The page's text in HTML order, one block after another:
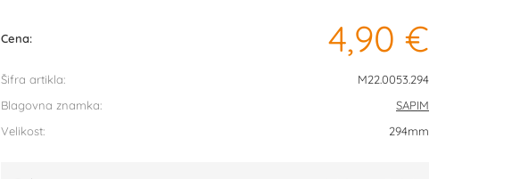
Cena: 4,90 €
Šifra artikla:
M22.0053.294
Blagovna znamka:
SAPIM
Velikost:
294mm